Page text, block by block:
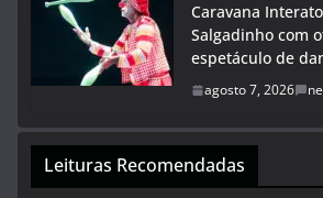
Caravana
Salgadinho com
espetáculo de
agosto 7, 2026
Leituras Recomendadas